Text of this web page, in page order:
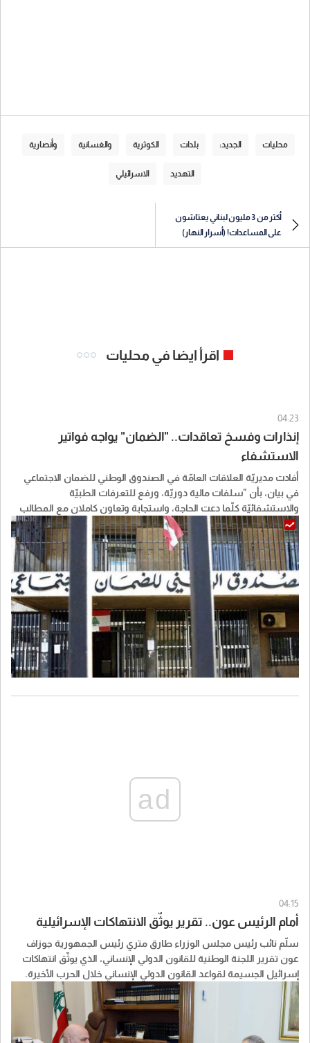
محليات الجديد: بلدات الكوثرية والغسانية وأنصارية
التهديد الاسرائيلي
أكثر من 3 مليون لبناني يعتاشون
على المساعدات! (أسرار النهار)
اقرأ ايضا في محليات
04:23
إنذارات وفسخ تعاقدات.. "الضمان" يواجه فواتير
الاستشفاء
أفادت مديريّة العلاقات العامّة في الصندوق الوطني للضمان الاجتماعي
في بيان، بأن "سلفات مالية دوريّة، ورفع للتعرفات الطبيّة
والاستشفائيّة كلّما دعت الحاجة، واستجابة وتعاون كاملان مع المطالب
المحقّة، هذه هي المقاربة الإيجابية التي حرصت إدارة الصندوق على
اعتمادها في علاقتها مع القطاع الاستشفائي في لبنان، حرصاً منها على
ضمان استمرارية تقديم الرعاية الصحية اللائقة للمرضى المضمونين".
ad
04:15
أمام الرئيس عون.. تقرير يوثّق الانتهاكات الإسرائيلية
سلّم نائب رئيس مجلس الوزراء طارق متري رئيس الجمهورية جوزاف
عون تقرير اللجنة الوطنية للقانون الدولي الإنساني، الذي يوثّق انتهاكات
إسرائيل الجسيمة لقواعد القانون الدولي الإنساني خلال الحرب الأخيرة.